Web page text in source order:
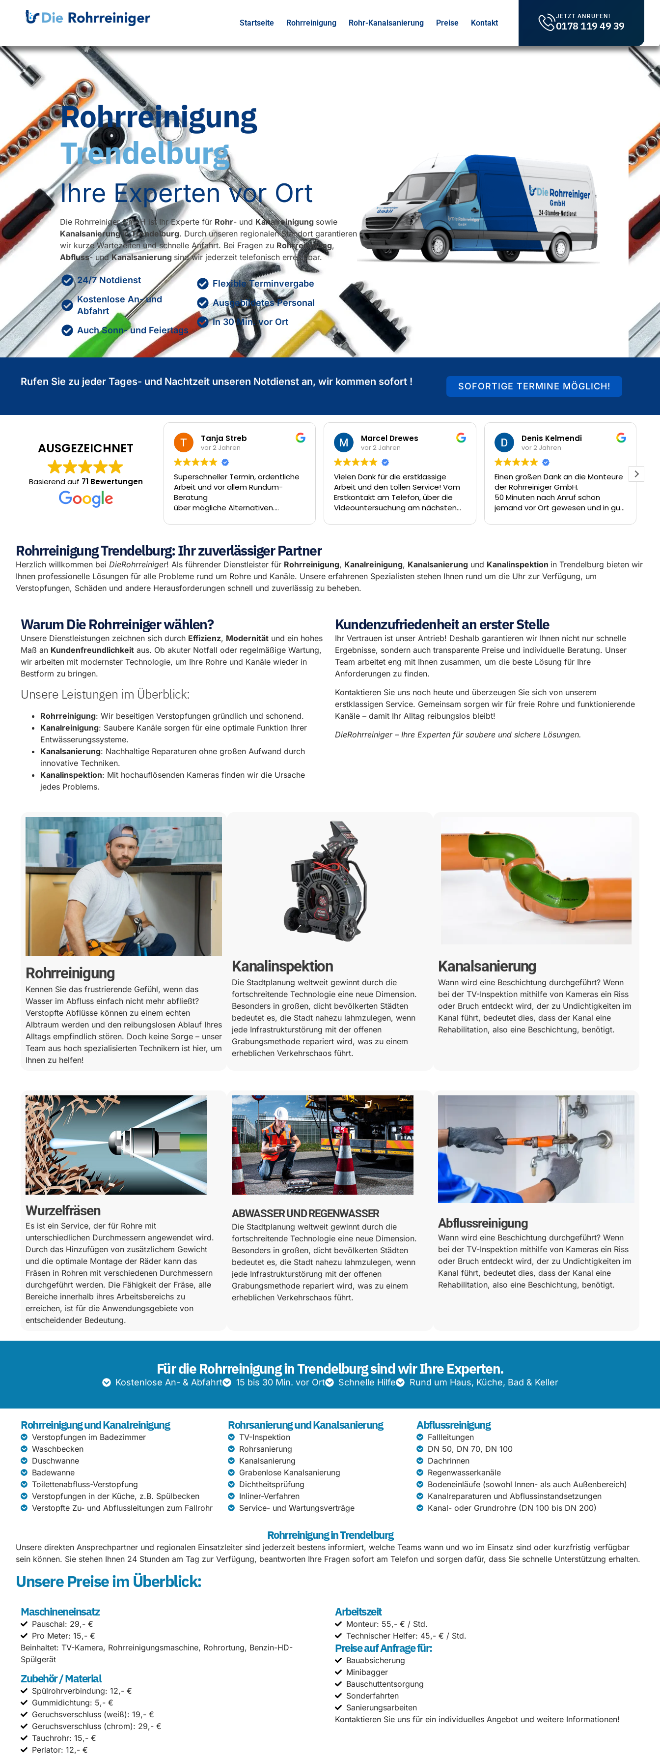
Startseite Rohrreinigung Rohr-Kanalsanierung Preise Kontakt
JETZT ANRUFEN!
0178 119 49 39
Rohrreinigung
Trendelburg
Ihre Experten vor Ort
Die Rohrreiniger GmbH ist Ihr Experte für Rohr- und Kanalreinigung sowie
KanalsanierunginTrendelburg. Durch unseren regionalen Standort garantieren
wir kurze Wartezeiten und schnelle Anfahrt. Bei Fragen zu Rohrreinigung,
Abfluss- undKanalsanierung sind wir jederzeit telefonisch erreichbar.
24/7 Notdienst
Kostenlose An- und
Abfahrt
Auch Sonn- und Feiertags
Flexible Terminvergabe
Ausgebildetes Personal
In 30 Min. vor Ort
Rufen Sie zu jeder Tages- und Nachtzeit unseren Notdienst an, wir kommen sofort ! SOFORTIGE TERMINE MÖGLICH!
AUSGEZEICHNET
Basierend auf 71 Bewertungen
vor 2 Jahren
Superschneller Termin, ordentliche
Arbeit und vor allem Rundum-
über mögliche Alternativen.
Marcel Drewes
vor 2 Jahren
Vielen Dank für die erstklassige
Arbeit und den tollen Service! Vom
Erstkontakt am Telefon, über die
Videountersuchung am nächsten
besser laufen können. Das Team
um Firat, Ferat und Enrico hat eine
hervorragende Arbeit geleistet. Wir
können Die Rohrreiniger GmbH
wärmstens empfehlen.
Denis Kelmendi
vor 2 Jahren
Einen großen Dank an die Monteure
der Rohrreiniger GmbH.
50 Minuten nach Anruf schon
jemand vor Ort gewesen und in gut
Heiko Schnurbusch
vor 2 Jahren
Sehr freundlich .... sofort vor Ort ....
hier wird man nicht vertröstet ....
sehr gut weiter so .... ich würde mich
sofort wieder hier melden .... großes
Rohrreinigung Trendelburg: Ihr zuverlässiger Partner
Herzlich willkommen bei DieRohrreiniger! Als führender Dienstleister für Rohrreinigung, Kanalreinigung, Kanalsanierung und Kanalinspektion in Trendelburg bieten wir
Ihnen professionelle Lösungen für alle Probleme rund um Rohre und Kanäle. Unsere erfahrenen Spezialisten stehen Ihnen rund um die Uhr zur Verfügung, um
Verstopfungen, Schäden und andere Herausforderungen schnell und zuverlässig zu beheben.
Warum Die Rohrreiniger wählen?
Unsere Dienstleistungen zeichnen sich durch Effizienz, Modernität und ein hohes
Maß an Kundenfreundlichkeit aus. Ob akuter Notfall oder regelmäßige Wartung,
wir arbeiten mit modernster Technologie, um Ihre Rohre und Kanäle wieder in
Bestform zu bringen.
Unsere Leistungen im Überblick:
Rohrreinigung: Wir beseitigen Verstopfungen gründlich und schonend.
Kanalreinigung: Saubere Kanäle sorgen für eine optimale Funktion Ihrer
Entwässerungssysteme.
Kanalsanierung: Nachhaltige Reparaturen ohne großen Aufwand durch
innovative Techniken.
Kanalinspektion: Mit hochauflösenden Kameras finden wir die Ursache
jedes Problems.
Kundenzufriedenheit an erster Stelle
Ihr Vertrauen ist unser Antrieb! Deshalb garantieren wir Ihnen nicht nur schnelle
Ergebnisse, sondern auch transparente Preise und individuelle Beratung. Unser
Team arbeitet eng mit Ihnen zusammen, um die beste Lösung für Ihre
Anforderungen zu finden.
Kontaktieren Sie uns noch heute und überzeugen Sie sich von unserem
erstklassigen Service. Gemeinsam sorgen wir für freie Rohre und funktionierende
Kanäle – damit Ihr Alltag reibungslos bleibt!
DieRohrreiniger – Ihre Experten für saubere und sichere Lösungen.
Rohrreinigung
Kennen Sie das frustrierende Gefühl, wenn das
Wasser im Abfluss einfach nicht mehr abfließt?
Verstopfte Abflüsse können zu einem echten
Albtraum werden und den reibungslosen Ablauf Ihres
Alltags empfindlich stören. Doch keine Sorge – unser
Team aus hoch spezialisierten Technikern ist hier, um
Ihnen zu helfen!
Kanalinspektion
Die Stadtplanung weltweit gewinnt durch die
fortschreitende Technologie eine neue Dimension.
Besonders in großen, dicht bevölkerten Städten
bedeutet es, die Stadt nahezu lahmzulegen, wenn
jede Infrastrukturstörung mit der offenen
Grabungsmethode repariert wird, was zu einem
erheblichen Verkehrschaos führt.
Kanalsanierung
Wann wird eine Beschichtung durchgeführt? Wenn
bei der TV-Inspektion mithilfe von Kameras ein Riss
oder Bruch entdeckt wird, der zu Undichtigkeiten im
Kanal führt, bedeutet dies, dass der Kanal eine
Rehabilitation, also eine Beschichtung, benötigt.
Wurzelfräsen
Es ist ein Service, der für Rohre mit
unterschiedlichen Durchmessern angewendet wird.
Durch das Hinzufügen von zusätzlichem Gewicht
und die optimale Montage der Räder kann das
Fräsen in Rohren mit verschiedenen Durchmessern
durchgeführt werden. Die Fähigkeit der Fräse, alle
Bereiche innerhalb ihres Arbeitsbereichs zu
erreichen, ist für die Anwendungsgebiete von
entscheidender Bedeutung.
ABWASSER UND REGENWASSER
Die Stadtplanung weltweit gewinnt durch die
fortschreitende Technologie eine neue Dimension.
Besonders in großen, dicht bevölkerten Städten
bedeutet es, die Stadt nahezu lahmzulegen, wenn
jede Infrastrukturstörung mit der offenen
Grabungsmethode repariert wird, was zu einem
erheblichen Verkehrschaos führt.
Abflussreinigung
Wann wird eine Beschichtung durchgeführt? Wenn
bei der TV-Inspektion mithilfe von Kameras ein Riss
oder Bruch entdeckt wird, der zu Undichtigkeiten im
Kanal führt, bedeutet dies, dass der Kanal eine
Rehabilitation, also eine Beschichtung, benötigt.
Für die Rohrreinigung in Trendelburg sind wir Ihre Experten.
Kostenlose An- & Abfahrt 15 bis 30 Min. vor Ort Schnelle Hilfe Rund um Haus, Küche, Bad & Keller
Rohrreinigung und Kanalreinigung
Verstopfungen im Badezimmer
Waschbecken
Duschwanne
Badewanne
Toilettenabfluss-Verstopfung
Verstopfungen in der Küche, z.B. Spülbecken
Verstopfte Zu- und Abflussleitungen zum Fallrohr
Rohrsanierung und Kanalsanierung
TV-Inspektion
Rohrsanierung
Kanalsanierung
Grabenlose Kanalsanierung
Dichtheitsprüfung
Inliner-Verfahren
Service- und Wartungsverträge
Abflussreinigung
Fallleitungen
DN 50, DN 70, DN 100
Dachrinnen
Regenwasserkanäle
Bodeneinläufe (sowohl Innen- als auch Außenbereich)
Kanalreparaturen und Abflussinstandsetzungen
Kanal- oder Grundrohre (DN 100 bis DN 200)
Rohrreinigung in Trendelburg
Unsere direkten Ansprechpartner und regionalen Einsatzleiter sind jederzeit bestens informiert, welche Teams wann und wo im Einsatz sind oder kurzfristig verfügbar
sein können. Sie stehen Ihnen 24 Stunden am Tag zur Verfügung, beantworten Ihre Fragen sofort am Telefon und sorgen dafür, dass Sie schnelle Unterstützung erhalten.
Unsere Preise im Überblick:
Maschineneinsatz
Pauschal: 29,- €
Pro Meter: 15,- €
Beinhaltet: TV-Kamera, Rohrreinigungsmaschine, Rohrortung, Benzin-HD-
Spülgerät
Zubehör / Material
Spülrohrverbindung: 12,- €
Gummidichtung: 5,- €
Geruchsverschluss (weiß): 19,- €
Geruchsverschluss (chrom): 29,- €
Tauchrohr: 15,- €
Perlator: 12,- €
Arbeitszeit
Monteur: 55,- € / Std.
Technischer Helfer: 45,- € / Std.
Preise auf Anfrage für:
Bauabsicherung
Minibagger
Bauschuttentsorgung
Sonderfahrten
Sanierungsarbeiten
Kontaktieren Sie uns für ein individuelles Angebot und weitere Informationen!